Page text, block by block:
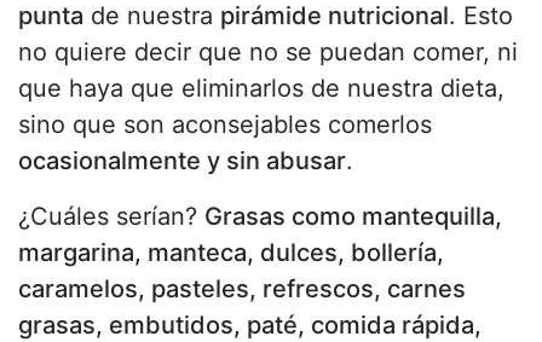
punta de nuestra pirámide nutricional. Esto
no quiere decir que no se puedan comer, ni
que haya que eliminarlos de nuestra dieta,
sino que son aconsejables comerlos
ocasionalmente y sin abusar.
¿Cuáles serían? Grasas como mantequilla,
margarina, manteca, dulces, bollería,
caramelos, pasteles, refrescos, carnes
grasas, embutidos, paté, comida rápida,